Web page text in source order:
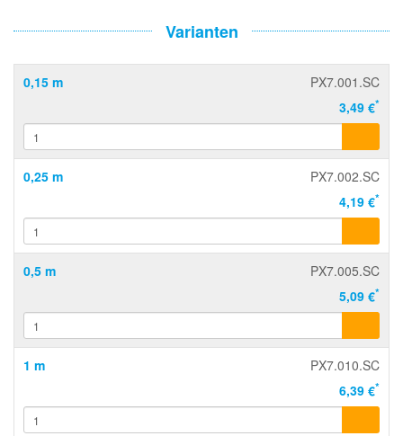
Varianten
0,15 m
PX7.001.SC
3,49 €*
0,25 m
PX7.002.SC
4,19 €*
0,5 m
PX7.005.SC
5,09 €*
1 m
PX7.010.SC
6,39 €*